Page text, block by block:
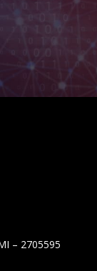
– 2705595